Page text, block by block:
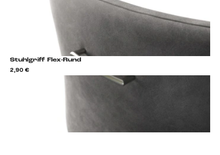
Stuhlgriff Flex-Rund
2,90 €
Stuhlgriff hinzufügen